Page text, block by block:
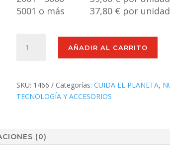
5001 o más
37,80 € por unidad
Multifunción
AÑADIR AL CARRITO
SKU: 1466 Categorías: CUIDA EL PLANETA,
TECNOLOGÍA Y ACCESORIOS
(0)